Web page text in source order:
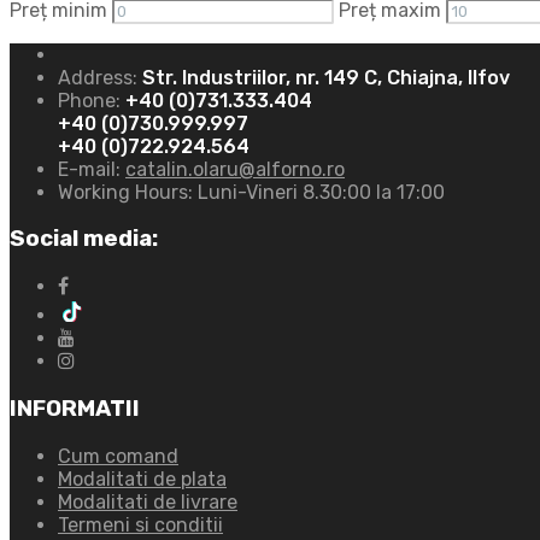
Preț minim Preț maxim
Address: Str. Industriilor, nr. 149 C, Chiajna, Ilfov
Phone: +40 (0)731.333.404
+40 (0)730.999.997
+40 (0)722.924.564
E-mail: catalin.olaru@alforno.ro
Working Hours: Luni-Vineri 8.30:00 la 17:00
Social media:
INFORMATII
Cum comand
Modalitati de plata
Modalitati de livrare
Termeni si conditii